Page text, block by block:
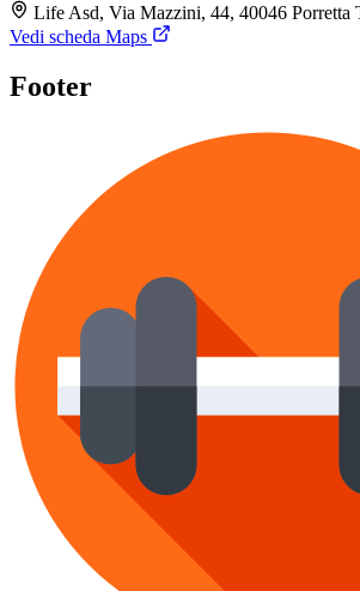
Life Asd, Via Mazzini, 44, 40046 Porretta
Vedi scheda Maps
Footer